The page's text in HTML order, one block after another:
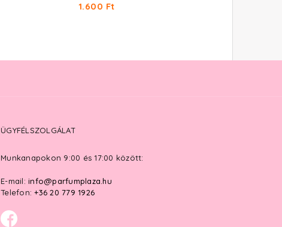
1.600 Ft
ÜGYFÉLSZOLGÁLAT
Munkanapokon 9:00 és 17:00 között:
E-mail: info@parfumplaza.hu
Telefon: +36 20 779 1926